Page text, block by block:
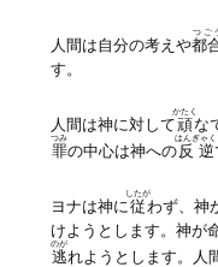
人間は自分の考えや都
つごう
す。
人間は神に対して頑
かたく
な
罪
つみ
の中心は神への 反逆
はんぎゃく
ヨナは神に 従
したが
わず、神
けようとします。神が
逃
のが
れようとします。人